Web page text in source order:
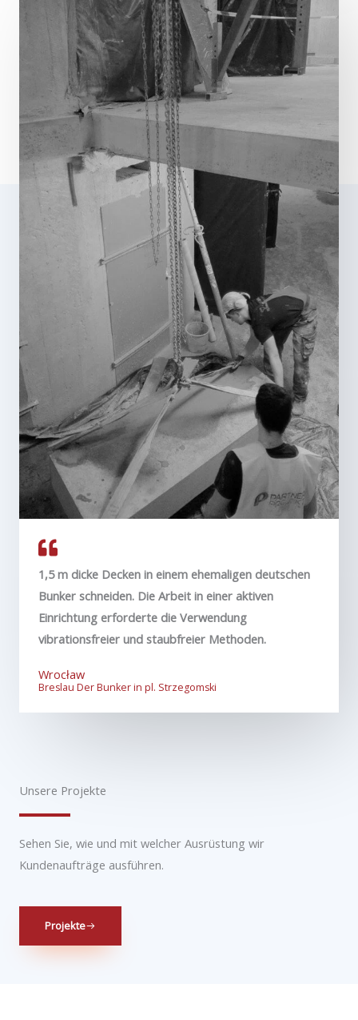
1,5 m dicke Decken in einem ehemaligen deutschen
Bunker schneiden. Die Arbeit in einer aktiven
Einrichtung erforderte die Verwendung
vibrationsfreier und staubfreier Methoden.
Wrocław
Breslau Der Bunker in pl. Strzegomski
Unsere Projekte
Sehen Sie, wie und mit welcher Ausrüstung wir
Kundenaufträge ausführen.
Projekte